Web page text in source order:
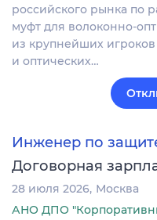
российского рынка по
муфт для волоконно-
из крупнейших
и оптических…
Инженер по
Договорная
28 июля 2026 Москва
АНО ДПО